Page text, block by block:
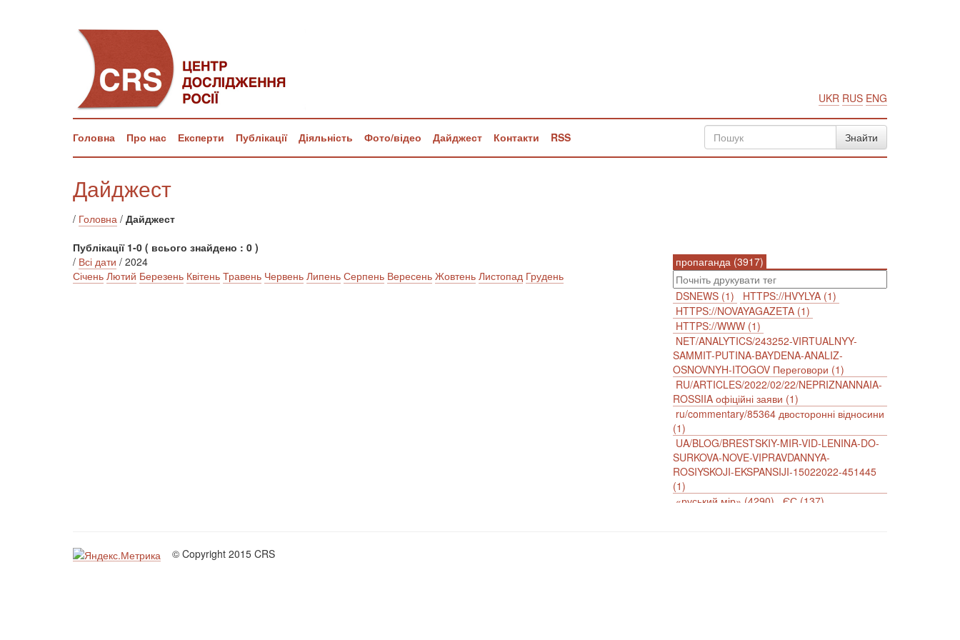
UKR RUS ENG
Головна Про нас Експерти Публікації Діяльність Фото/відео Дайджест Контакти RSS
Дайджест
/ Головна / Дайджест
Публікації 1-0 ( всього знайдено : 0 )
пропаганда (3917)
DSNEWS (1)
HTTPS://HVYLYA (1)
HTTPS://NOVAYAGAZETA (1)
HTTPS://WWW (1)
NET/ANALYTICS/243252-VIRTUALNYY-
SAMMIT-PUTINA-BAYDENA-ANALIZ-
OSNOVNYH-ITOGOV Переговори (1)
RU/ARTICLES/2022/02/22/NEPRIZNANNAIA-
ROSSIIA офіційні заяви (1)
ru/commentary/85364 двосторонні відносини
(1)
UA/BLOG/BRESTSKIY-MIR-VID-LENINA-DO-
SURKOVA-NOVE-VIPRAVDANNYA-
ROSIYSKOJI-EKSPANSIJI-15022022-451445
(1)
«руський мір» (4290)
ЄС (137)
/ Всі дати / 2024
Січень Лютий Березень Квітень Травень Червень Липень Серпень Вересень Жовтень Листопад Грудень
© Copyright 2015 CRS